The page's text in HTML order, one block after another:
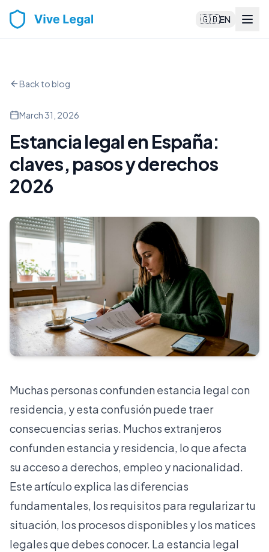
🇬🇧EN
Back to blog
March 31, 2026
Estancia legal en España:
claves, pasos y derechos
2026
Muchas personas confunden estancia legal con
residencia, y esta confusión puede traer
consecuencias serias. Muchos extranjeros
confunden estancia y residencia, lo que afecta
su acceso a derechos, empleo y nacionalidad.
Este artículo explica las diferencias
fundamentales, los requisitos para regularizar tu
situación, los procesos disponibles y los matices
legales que debes conocer. La estancia legal